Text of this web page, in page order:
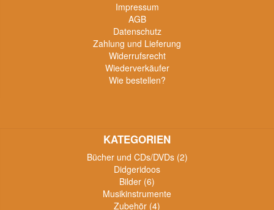
Impressum
AGB
Datenschutz
Zahlung und Lieferung
Widerrufsrecht
Wiederverkäufer
Wie bestellen?
KATEGORIEN
Bücher und CDs/DVDs (2)
Didgeridoos
Bilder (6)
Musikinstrumente
Zubehör (4)